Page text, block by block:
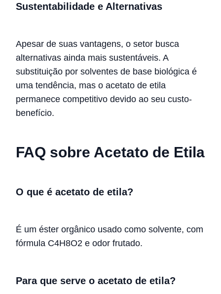
Sustentabilidade e Alternativas
Apesar de suas vantagens, o setor busca
alternativas ainda mais sustentáveis. A
substituição por solventes de base biológica é
uma tendência, mas o acetato de etila
permanece competitivo devido ao seu custo-
benefício.
FAQ sobre Acetato de Etila
O que é acetato de etila?
É um éster orgânico usado como solvente, com
fórmula C4H8O2 e odor frutado.
Para que serve o acetato de etila?